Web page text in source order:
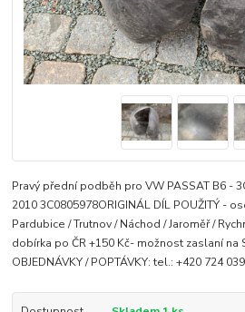
Pravý přední podběh pro VW PASSAT B6 -
2010 3C0805978ORIGINÁL DÍL POUŽITÝ -
Pardubice / Trutnov / Náchod / Jaroměř /
dobírka po ČR +150 Kč- možnost zaslaní na
OBJEDNÁVKY / POPTÁVKY: tel.: +420 724